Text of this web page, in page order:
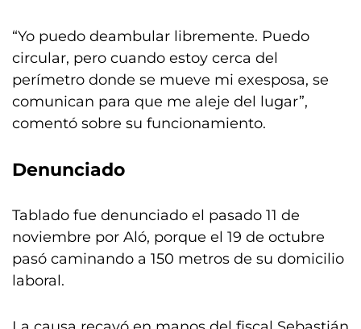
“Yo puedo deambular libremente. Puedo
circular, pero cuando estoy cerca del
perímetro donde se mueve mi exesposa, se
comunican para que me aleje del lugar”,
comentó sobre su funcionamiento.
Denunciado
Tablado fue denunciado el pasado 11 de
noviembre por Aló, porque el 19 de octubre
pasó caminando a 150 metros de su domicilio
laboral.